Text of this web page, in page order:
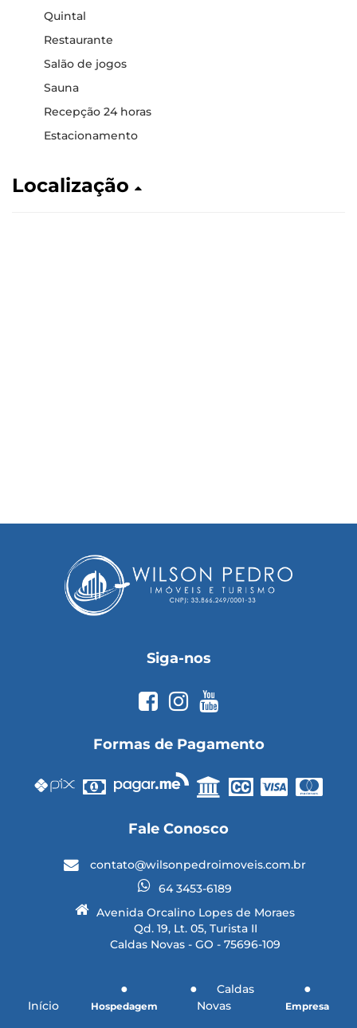
Quintal
Restaurante
Salão de jogos
Sauna
Recepção 24 horas
Estacionamento
Localização
Siga-nos
Formas de Pagamento
Fale Conosco
contato@wilsonpedroimoveis.com.br
64 3453-6189
Avenida Orcalino Lopes de Moraes
Qd. 19, Lt. 05, Turista II
Caldas Novas - GO - 75696-109
Início Hospedagem
Caldas
Novas
Empresa